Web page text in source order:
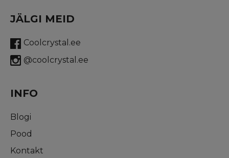
JÄLGI MEID
Coolcrystal.ee
@coolcrystal.ee
INFO
Blogi
Pood
Kontakt